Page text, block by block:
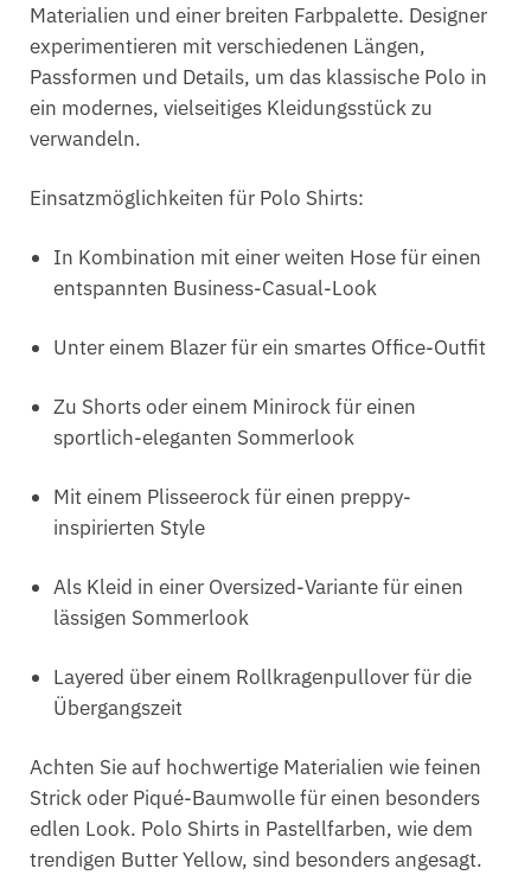
Materialien und einer breiten Farbpalette. Designer
experimentieren mit verschiedenen Längen,
Passformen und Details, um das klassische Polo in
ein modernes, vielseitiges Kleidungsstück zu
verwandeln.
Einsatzmöglichkeiten für Polo Shirts:
In Kombination mit einer weiten Hose für einen
entspannten Business-Casual-Look
Unter einem Blazer für ein smartes Office-Outfit
Zu Shorts oder einem Minirock für einen
sportlich-eleganten Sommerlook
Mit einem Plisseerock für einen preppy-
inspirierten Style
Als Kleid in einer Oversized-Variante für einen
lässigen Sommerlook
Layered über einem Rollkragenpullover für die
Übergangszeit
Achten Sie auf hochwertige Materialien wie feinen
Strick oder Piqué-Baumwolle für einen besonders
edlen Look. Polo Shirts in Pastellfarben, wie dem
trendigen Butter Yellow, sind besonders angesagt.